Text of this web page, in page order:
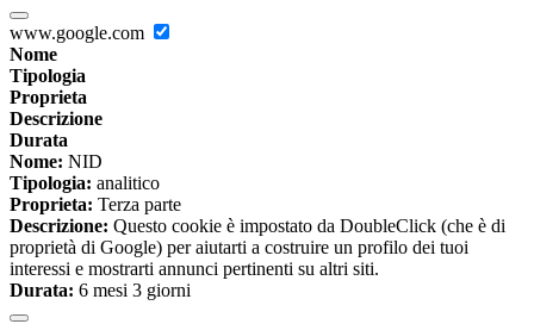
www.google.com
Nome
Tipologia
Proprieta
Descrizione
Durata
Nome: NID
Tipologia: analitico
Proprieta: Terza parte
Descrizione: Questo cookie è impostato da DoubleClick (che è di
proprietà di Google) per aiutarti a costruire un profilo dei tuoi
interessi e mostrarti annunci pertinenti su altri siti.
Durata: 6 mesi 3 giorni